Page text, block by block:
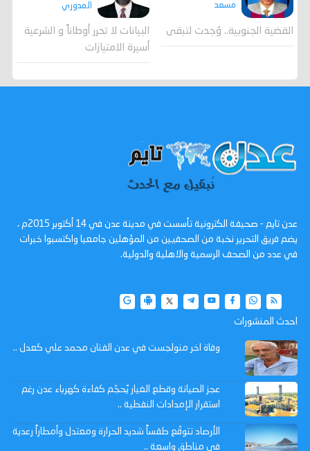
مسعد
القضية الجنوبية.. وُجدت لتبقى
المدوري
البيانات لا تحرر أوطاناً و الشرعية
أسيرة الامتيازات
عدن تايم - صحيفة الكترونية تأسست في مدينة عدن في 14 أكتوبر 2015م ،
يضم فريق التحرير نخبة من الصحفيين من المؤهلين جامعيا واكتسبوا خبرات
في عدد من الصحف الرسمية والاهلية والدولية.
احدث المنشورات
وفاة اخر منولجست في عدن الفنان محمد علي كعدل ..
عجز الصيانة وقطع الغيار يُحجّم كفاءة كهرباء عدن رغم
استقرار الإمدادات النفطية ..
الأرصاد تتوقّع طقساً شديد الحرارة ومعتدل وأمطاراً رعدية
في مناطق واسعة ..